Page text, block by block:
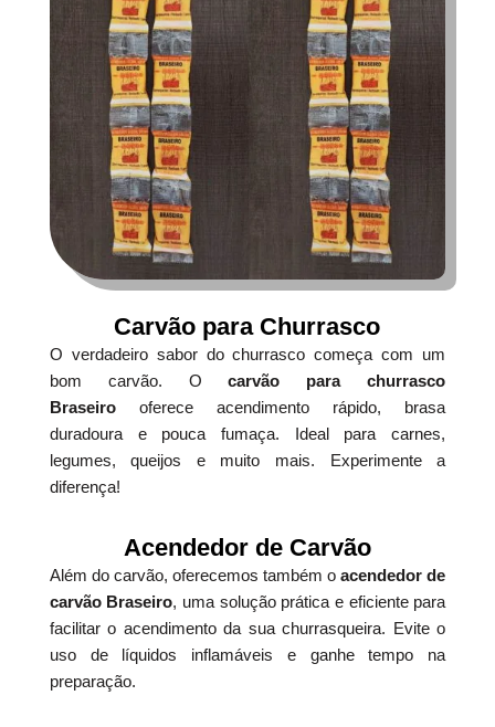
Carvão para Churrasco
O verdadeiro sabor do churrasco começa com um
bom carvão. Ocarvão para churrasco
Braseirooferece acendimento rápido, brasa
duradoura e pouca fumaça. Ideal para carnes,
legumes, queijos e muito mais. Experimente a
diferença!
Acendedor de Carvão
Além do carvão, oferecemos também oacendedor de
carvão Braseiro, uma solução prática e eficiente para
facilitar o acendimento da sua churrasqueira. Evite o
uso de líquidos inflamáveis e ganhe tempo na
preparação.